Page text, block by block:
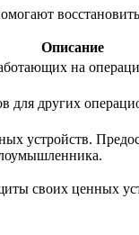
Описание
на
для других
устройств.
своих ценных